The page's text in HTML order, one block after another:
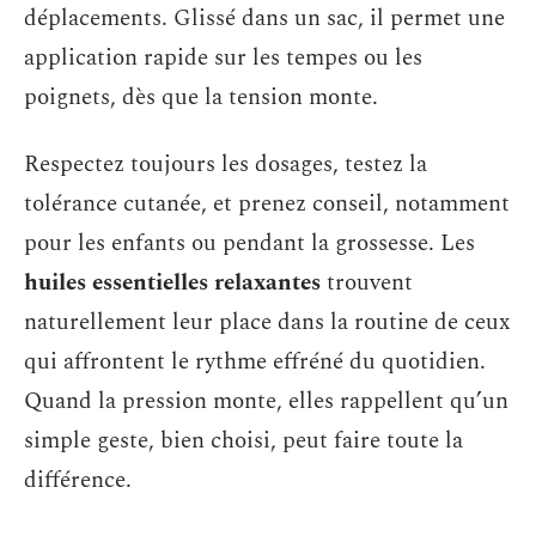
déplacements. Glissé dans un sac, il permet une
application rapide sur les tempes ou les
poignets, dès que la tension monte.
Respectez toujours les dosages, testez la
tolérance cutanée, et prenez conseil, notamment
pour les enfants ou pendant la grossesse. Les
huiles essentielles relaxantestrouvent
naturellement leur place dans la routine de ceux
qui affrontent le rythme effréné du quotidien.
Quand la pression monte, elles rappellent qu’un
simple geste, bien choisi, peut faire toute la
différence.